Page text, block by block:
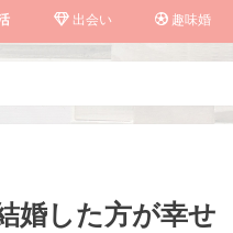
出会い 趣味婚
婚した方が幸せ